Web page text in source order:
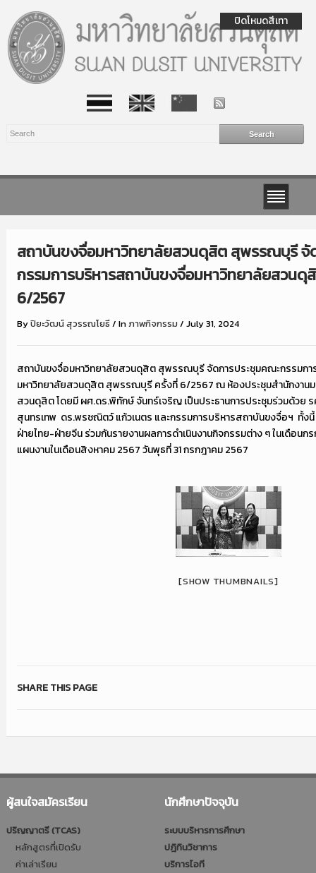
สถาบันขงจื่อมหาวิทยาลัยสวนดุสิต สุพรรณบุรี จั
กรรมการบริหารสถาบันขงจื่อมหาวิทยาลัยสวน
6/2567
Byปิยะวัฒน์ สุวรรณโยธี/ Inภาพกิจกรรม / July 31, 2024
สถาบันขงจื่อมหาวิทยาลัยสวนดุสิต สุพรรณบุรี จัดการประชุมคณะกรรมกา
มหาวิทยาลัยสวนดุสิต สุพรรณบุรี ครั้งที่ 6/2567 ณ ห้องประชุมสำนักงานม
สวนดุสิต โดยมี ผศ.ดร.พิทักษ์ จันทร์เจริญ เป็นประธานการประชุมร่วมด้วย
สุนทรเทพ ดร.พรชณิตว์ แก้วเนตร และกรรมการบริหารสถาบันขงจื่อฯ ทั้ง
ฝ่ายไทย-ฝ่ายจีน ร่วมกันรายงานผลการดำเนินงานกิจกรรมต่าง ๆ ในเดือนก
แผนงานในเดือนสิงหาคม 2567 วันพุธที่ 31 กรกฎาคม 2567
[SHOW THUMBNAILS]
SHARE THIS PAGE
ผู้สนใจสมัครเรียน
ปริญญาตรี (TCAS)
หลักสูตรที่เปิดรับ
ค่าเล่าเรียน
นักศึกษาปัจจุบัน
ระบบบริหารการศึกษา
ปฎิทินวิชาการ
บริการไอที
ปิดโหมดสีเทา